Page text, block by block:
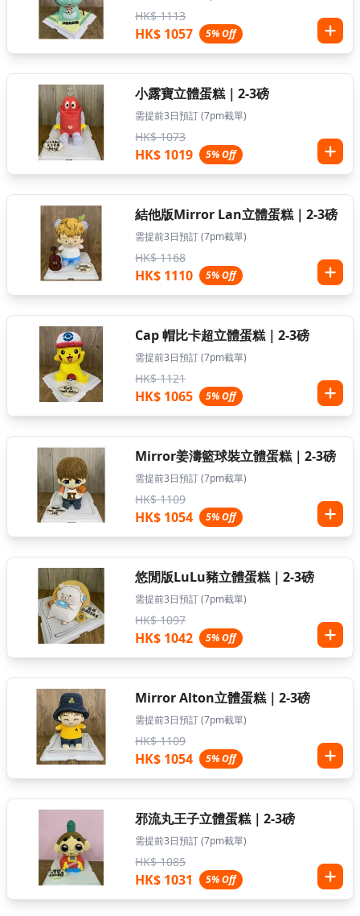
HK$ 1113
HK$ 1057 5% Off
小露寶立體蛋糕｜2-3磅
需提前3日預訂 (7pm截單)
HK$ 1073
HK$ 1019 5% Off
結他版Mirror Lan立體蛋糕｜2-3磅
需提前3日預訂 (7pm截單)
HK$ 1168
HK$ 1110 5% Off
Cap 帽比卡超立體蛋糕｜2-3磅
需提前3日預訂 (7pm截單)
HK$ 1121
HK$ 1065 5% Off
Mirror姜濤籃球裝立體蛋糕｜2-3磅
需提前3日預訂 (7pm截單)
HK$ 1109
HK$ 1054 5% Off
悠閒版LuLu豬立體蛋糕｜2-3磅
需提前3日預訂 (7pm截單)
HK$ 1097
HK$ 1042 5% Off
Mirror Alton立體蛋糕｜2-3磅
需提前3日預訂 (7pm截單)
HK$ 1109
HK$ 1054 5% Off
邪流丸王子立體蛋糕｜2-3磅
需提前3日預訂 (7pm截單)
HK$ 1085
HK$ 1031 5% Off